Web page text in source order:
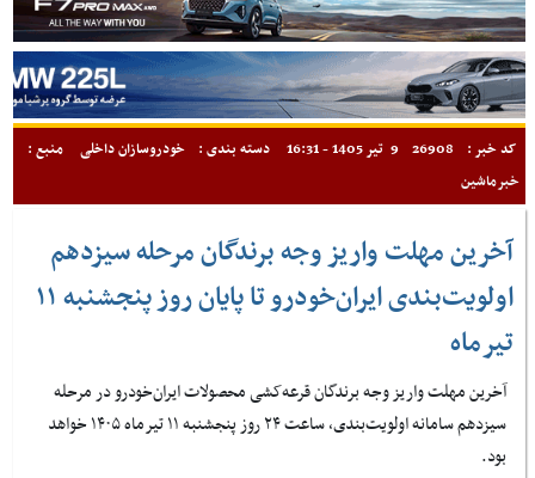
کد خبر : 26908 9 تیر 1405 - 16:31 دسته بندی : خودروسازان داخلی
منبع :
خبرماشین
آخرین مهلت واریز وجه برندگان مرحله سیزدهم
اولویت‌بندی ایران‌خودرو تا پایان روز پنجشنبه ۱۱
تیرماه
آخرین مهلت واریز وجه برندگان قرعه‌کشی محصولات ایران‌خودرو در مرحله
سیزدهم سامانه اولویت‌بندی، ساعت ۲۴ روز پنجشنبه ۱۱ تیرماه ۱۴۰۵ خواهد
بود.